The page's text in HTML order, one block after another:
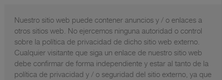
Nuestro sitio web puede contener anuncios y / o enlaces a
otros sitios web. No ejercemos ninguna autoridad o control
sobre la política de privacidad de dicho sitio web externo.
Cualquier visitante que siga un enlace de nuestro sitio web
debe confirmar de forma independiente y estar al tanto de la
política de privacidad y / o seguridad del sitio externo, ya que